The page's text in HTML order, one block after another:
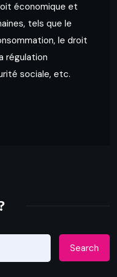
économique et
tels que le
le droit
régulation
sociale, etc.
Search